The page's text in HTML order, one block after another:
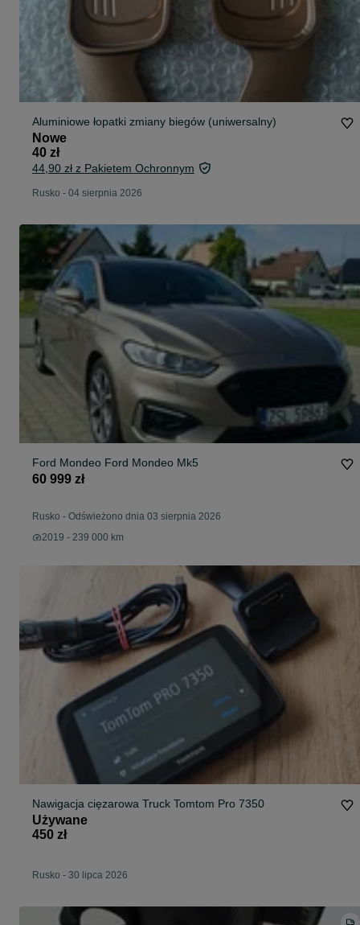
Aluminiowe łopatki zmiany biegów (uniwersalny)
Nowe
40 zł
44,90 zł z Pakietem Ochronnym
Rusko - 04 sierpnia 2026
Ford Mondeo Ford Mondeo Mk5
60 999 zł
Rusko - Odświeżono dnia 03 sierpnia 2026
2019 - 239 000 km
Nawigacja cięzarowa Truck Tomtom Pro 7350
Używane
450 zł
Rusko - 30 lipca 2026